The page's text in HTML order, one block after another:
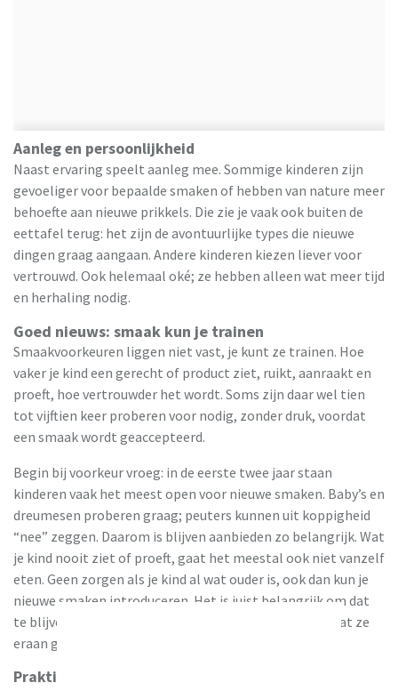
Aanleg en persoonlijkheid
Naast ervaring speelt aanleg mee. Sommige kinderen zijn
gevoeliger voor bepaalde smaken of hebben van nature meer
behoefte aan nieuwe prikkels. Die zie je vaak ook buiten de
eettafel terug: het zijn de avontuurlijke types die nieuwe
dingen graag aangaan. Andere kinderen kiezen liever voor
vertrouwd. Ook helemaal oké; ze hebben alleen wat meer tijd
en herhaling nodig.
Goed nieuws: smaak kun je trainen
Smaakvoorkeuren liggen niet vast, je kunt ze trainen. Hoe
vaker je kind een gerecht of product ziet, ruikt, aanraakt en
proeft, hoe vertrouwder het wordt. Soms zijn daar wel tien
tot vijftien keer proberen voor nodig, zonder druk, voordat
een smaak wordt geaccepteerd.
Begin bij voorkeur vroeg: in de eerste twee jaar staan
kinderen vaak het meest open voor nieuwe smaken. Baby’s en
dreumesen proberen graag; peuters kunnen uit koppigheid
“nee” zeggen. Daarom is blijven aanbieden zo belangrijk. Wat
je kind nooit ziet of proeft, gaat het meestal ook niet vanzelf
eten. Geen zorgen als je kind al wat ouder is, ook dan kun je
nieuwe smaken introduceren. Het is juist belangrijk om dat
te blijven doen. Alleen kan het wat langer duren voordat ze
eraan gewend raken.
Praktische tip: laat groenten zien zoals ze zijn